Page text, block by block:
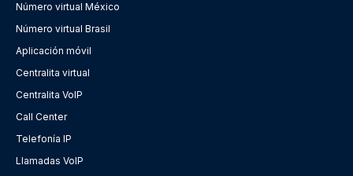
Número virtual México
Número virtual Brasil
Aplicación móvil
Centralita virtual
Centralita VoIP
Call Center
Telefonía IP
Llamadas VoIP